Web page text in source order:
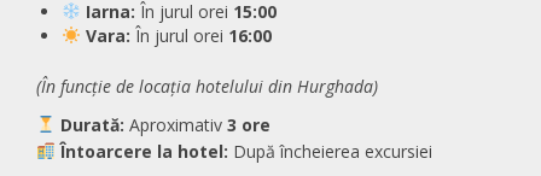
Iarna: În jurul orei 15:00
Vara: În jurul orei 16:00
(În funcție de locația hotelului din Hurghada)
Durată: Aproximativ 3 ore
Întoarcere la hotel: După încheierea excursiei